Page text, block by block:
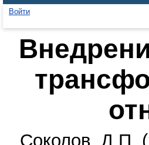
Войти
Соколов, Д.П.